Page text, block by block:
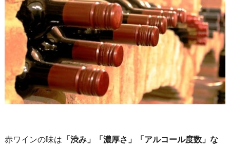
赤ワインの味は 「渋み」「濃厚さ」「アルコール度数」な